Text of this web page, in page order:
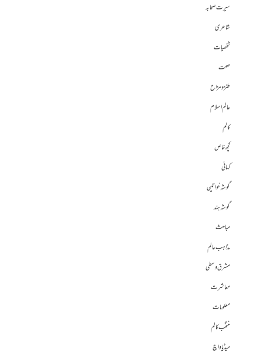
سیرت صحابہ
شاعری
شخصیات
صحت
طنز و مزاح
عالم اسلام
کالم
کچھ خاص
کہانی
گوشہ خواتین
گوشہ ہند
مباحث
مذاہب عالم
مشرق وسطی
معاشرت
معلومات
منتخب کالم
میڈیا واچ